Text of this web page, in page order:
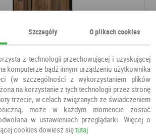
Porto Pro 1
Drzwi pokojoweESSTILO
500,00 PLN500,00 PLN
Szczegóły O plikach cookies
z technologii przechowującej i uzyskującej
komputerze bądź innym urządzeniu użytkownika
(w szczególności z wykorzystaniem plików
na korzystanie z tych technologii przez stronę
trzecie, w celach związanych ze świadczeniem
może w każdym momencie zostać
w ustawieniach przeglądarki. Więcej o
cookies dowiesz siętutaj